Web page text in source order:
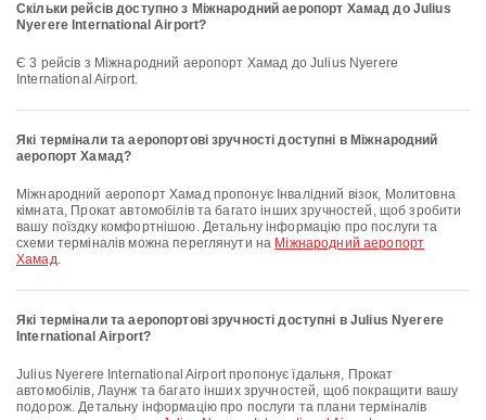
Скільки рейсів доступно з Міжнародний аеропорт Хамад до Julius
Nyerere International Airport?
Є 3 рейсів з Міжнародний аеропорт Хамад до Julius Nyerere
International Airport.
Які термінали та аеропортові зручності доступні в Міжнародний
аеропорт Хамад?
Міжнародний аеропорт Хамад пропонує Інвалідний візок, Молитовна
кімната, Прокат автомобілів та багато інших зручностей, щоб зробити
вашу поїздку комфортнішою. Детальну інформацію про послуги та
схеми терміналів можна переглянути на Міжнародний аеропорт
Хамад.
Які термінали та аеропортові зручності доступні в Julius Nyerere
International Airport?
Julius Nyerere International Airport пропонує їдальня, Прокат
автомобілів, Лаунж та багато інших зручностей, щоб покращити вашу
подорож. Детальну інформацію про послуги та плани терміналів